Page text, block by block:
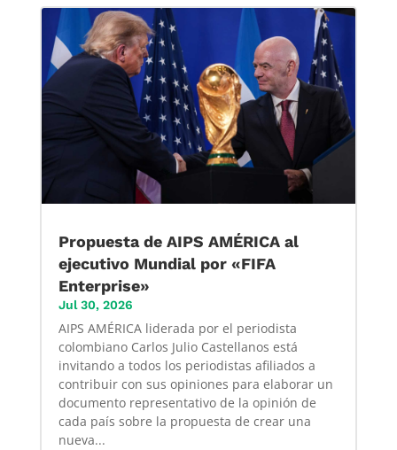
Propuesta de AIPS AMÉRICA al
ejecutivo Mundial por «FIFA
Enterprise»
Jul 30, 2026
AIPS AMÉRICA liderada por el periodista
colombiano Carlos Julio Castellanos está
invitando a todos los periodistas afiliados a
contribuir con sus opiniones para elaborar un
documento representativo de la opinión de
cada país sobre la propuesta de crear una
nueva...